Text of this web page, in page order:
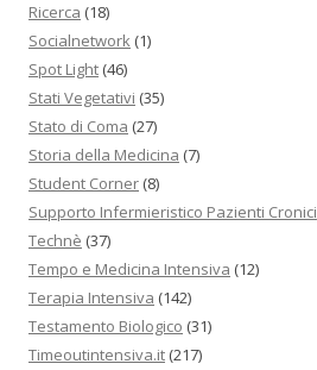
Ricerca (18)
Socialnetwork (1)
Spot Light (46)
Stati Vegetativi (35)
Stato di Coma (27)
Storia della Medicina (7)
Student Corner (8)
Supporto Infermieristico Pazienti Cronici
Technè (37)
Tempo e Medicina Intensiva (12)
Terapia Intensiva (142)
Testamento Biologico (31)
Timeoutintensiva.it (217)